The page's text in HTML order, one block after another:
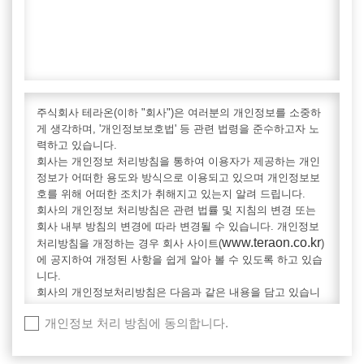
주식회사 테라온(이하 "회사")은 여러분의 개인정보를 소중하
게 생각하며, '개인정보보호법' 등 관련 법령을 준수하고자 노
력하고 있습니다.
회사는 개인정보 처리방침을 통하여 이용자가 제공하는 개인
정보가 어떠한 용도와 방식으로 이용되고 있으며 개인정보보
호를 위해 어떠한 조치가 취해지고 있는지 알려 드립니다.
회사의 개인정보 처리방침은 관련 법률 및 지침의 변경 또는
회사 내부 방침의 변경에 따라 변경될 수 있습니다. 개인정보
처리방침을 개정하는 경우 회사 사이트(www.teraon.co.kr)
에 공지하여 개정된 사항을 쉽게 알아 볼 수 있도록 하고 있습
니다.
회사의 개인정보처리방침은 다음과 같은 내용을 담고 있습니
2. 개인정보의 처리, 보유기간 및 파기
개인정보 처리 방침에 동의합니다.